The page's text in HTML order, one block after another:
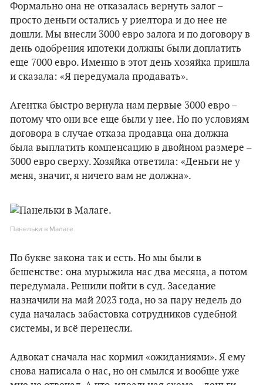
Формально она не отказалась вернуть залог –
просто деньги остались у риелтора и до нее не
дошли. Мы внесли 3000 евро залога и по договору в
день одобрения ипотеки должны были доплатить
еще 7000 евро. Именно в этот день хозяйка пришла
и сказала: «Я передумала продавать».
Агентка быстро вернула нам первые 3000 евро –
потому что они все еще были у нее. Но по условиям
договора в случае отказа продавца она должна
была выплатить компенсацию в двойном размере –
3000 евро сверху. Хозяйка ответила: «Деньги не у
меня, значит, я ничего вам не должна».
Панельки в Малаге.
По букве закона так и есть. Но мы были в
бешенстве: она мурыжила нас два месяца, а потом
передумала. Решили пойти в суд. Заседание
назначили на май 2023 года, но за пару недель до
суда началась забастовка сотрудников судебной
системы, и всё перенесли.
Адвокат сначала нас кормил «ожиданиями». Я ему
снова написала о нас, но он смылся и вообще уже